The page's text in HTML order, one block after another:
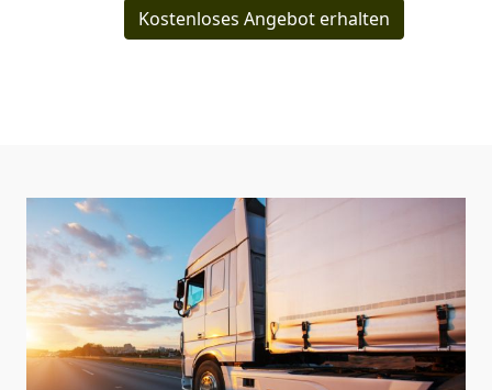
Kostenloses Angebot erhalten